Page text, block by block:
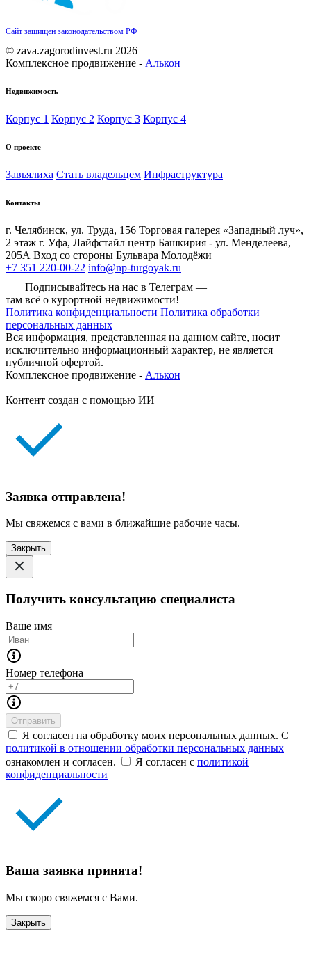
Сайт защищен законодательством РФ
© zava.zagorodinvest.ru 2026
Комплексное продвижение - Алькон
Недвижимость
Корпус 1 Корпус 2 Корпус 3 Корпус 4
О проекте
Завьялиха Стать владельцем Инфраструктура
Контакты
г. Челябинск, ул. Труда, 156 Торговая галерея «Западный луч»,
2 этаж г. Уфа, Лайфстайл центр Башкирия - ул. Менделеева,
205А Вход со стороны Бульвара Молодёжи
+7 351 220-00-22 info@np-turgoyak.ru
Подписывайтесь на нас в Телеграм —
там всё о курортной недвижимости!
Политика конфиденциальности Политика обработки
персональных данных
Вся информация, представленная на данном сайте, носит
исключительно информационный характер, не является
публичной офертой.
Комплексное продвижение - Алькон
Контент создан с помощью ИИ
Заявка отправлена!
Мы свяжемся с вами в ближайшие рабочие часы.
Закрыть
Получить консультацию специалиста
Ваше имя
Номер телефона
Отправить
Я согласен на обработку моих персональных данных. С
политикой в отношении обработки персональных данных
ознакомлен и согласен.
Я согласен с политикой
конфиденциальности
Ваша заявка принята!
Мы скоро свяжемся с Вами.
Закрыть